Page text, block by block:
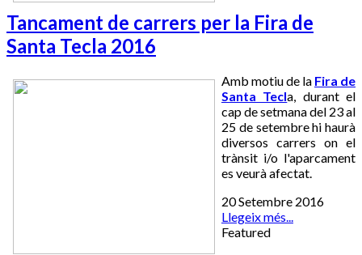
Tancament de carrers per la Fira de
Santa Tecla 2016
Amb motiu de la Fira de
Santa Tecla, durant el
cap de setmana del 23 al
25 de setembre hi haurà
diversos carrers on el
trànsit i/o l'aparcament
es veurà afectat.
20 Setembre 2016
Llegeix més...
Featured